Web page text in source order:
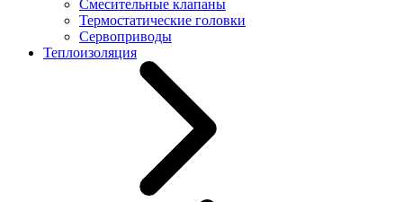
Смесительные клапаны
Термостатические головки
Сервоприводы
Теплоизоляция